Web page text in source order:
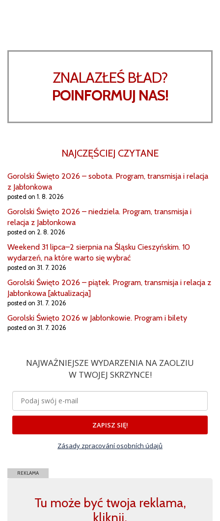
ZNALAZŁEŚ BŁAD?
POINFORMUJ NAS!
NAJCZĘŚCIEJ CZYTANE
Gorolski Święto 2026 – sobota. Program, transmisja i relacja
z Jabłonkowa
posted on 1. 8. 2026
Gorolski Święto 2026 – niedziela. Program, transmisja i
relacja z Jabłonkowa
posted on 2. 8. 2026
Weekend 31 lipca–2 sierpnia na Śląsku Cieszyńskim. 10
wydarzeń, na które warto się wybrać
posted on 31. 7. 2026
Gorolski Święto 2026 – piątek. Program, transmisja i relacja z
Jabłonkowa [aktualizacja]
posted on 31. 7. 2026
Gorolski Święto 2026 w Jabłonkowie. Program i bilety
posted on 31. 7. 2026
NAJWAŻNIEJSZE WYDARZENIA NA ZAOLZIU
W TWOJEJ SKRZYNCE!
ZAPISZ SIĘ!
Zásady zpracování osobních údajů
REKLAMA
Tu może być twoja reklama,
kliknij,